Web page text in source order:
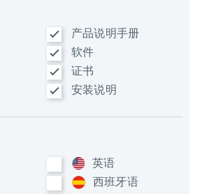
产品说明手册
软件
证书
安装说明
英语
西班牙语